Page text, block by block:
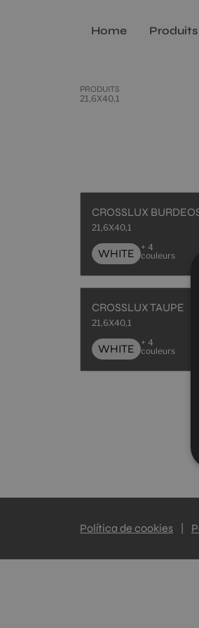
Home Produits
PRODUITS
21,6X40,1
CROSSLUX
21,6X40,1
WHITE
+ 4
couleurs
CROSSLUX TAUPE
21,6X40,1
WHITE
+ 4
couleurs
Política de cookies